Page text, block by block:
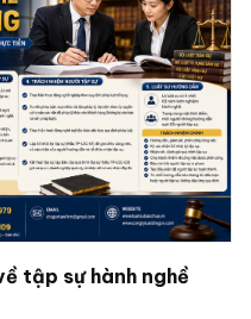
tập sự hành nghề